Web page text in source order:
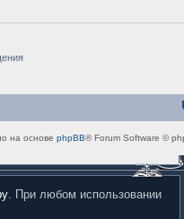
на основе phpBB® Forum Software ©
. При любом использовании